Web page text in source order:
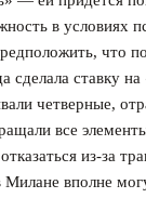
в условиях
что
сделала ставку
четверные,
все
из‑за
Милане вполне